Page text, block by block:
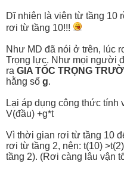
Dĩ nhiên là viên từ tầng 10
rơi từ tầng 10!!!
Như MD đã nói ở trên, lúc
Trọng lực. Như mọi người
ra GIA TỐC TRỌNG
hằng số g.
Lại áp dụng công thức tính
V(đầu) +g*t
Vì thời gian rơi từ tầng 10
rơi từ tầng 2, nên: t(10)
tầng 2). (Rơi càng lâu vận